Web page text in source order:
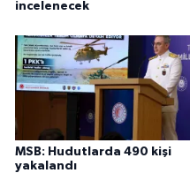
incelenecek
MSB: Hudutlarda 490 kişi
yakalandı